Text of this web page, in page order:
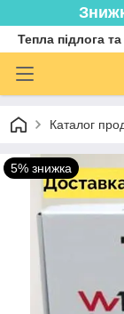
Тепла підлога
Каталог
5% знижка